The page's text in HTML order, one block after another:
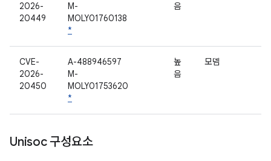
2026-
20449
M-
MOLY01760138
*
음
CVE-
2026-
20450
A-488946597
M-
MOLY01753620
*
높
음
모뎀
Unisoc 구성요소